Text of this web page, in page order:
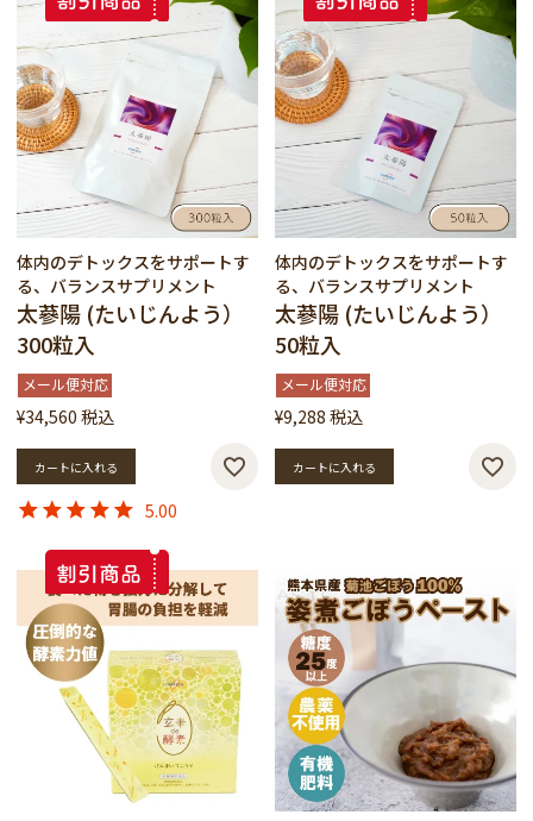
体内のデトックスをサポートす
る、バランスサプリメント
太蔘陽 (たいじんよう）
300粒入
メール便対応
¥34,560 税込
カートに入れる
5.00
体内のデトックスをサポートす
る、バランスサプリメント
太蔘陽 (たいじんよう）
50粒入
メール便対応
¥9,288 税込
カートに入れる